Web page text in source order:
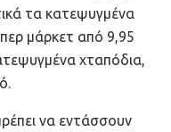
τα κατεψυγμένα
μάρκετ από 9,95
χταπόδια,
να εντάσσουν